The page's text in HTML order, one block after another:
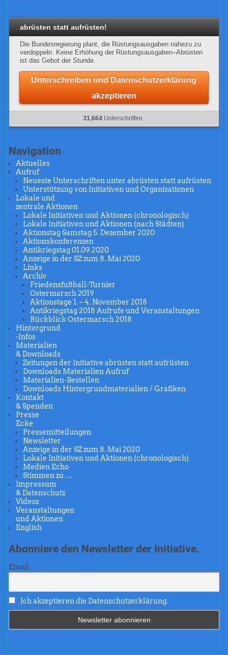
abrüsten statt aufrüsten!
Die Bundesregierung plant, die Rüstungsausgaben nahezu zu
verdoppeln. Keine Erhöhung der Rüstungsausgaben–Abrüsten
ist das Gebot der Stunde.
Unterschreiben und Datenschutzerklärung
akzeptieren
31,664 Unterschriften
Navigation
Aktuelles
Aufruf
Neueste Unterschriften unter abrüsten statt aufrüsten
Unterstützung von Initiativen und Organisationen
Lokale und
zentrale Aktionen
Lokale Initiativen und Aktionen (chronologisch)
Lokale Initiativen und Aktionen (nach Städten)
Aktionstag Samstag 5. Dezember 2020
Aktionskonferenzen
Antikriegstag 01.09.2020
Anzeige in der SZ zum 8. Mai 2020
Links
Archiv
Friedensfußball-Turnier
Ostermarsch 2019
Aktionstage 1. – 4. November 2018
Antikriegstag 2018 Aufrufe und Veranstaltungen
Rückblick Ostermarsch 2018
Hintergrund
-Infos
Materialien
& Downloads
Zeitungen der Initiative abrüsten statt aufrüsten
Downloads Materialien Aufruf
Materialien-Bestellen
Downloads Hintergrundmaterialien / Grafiken
Kontakt
& Spenden
Presse
Ecke
Pressemitteilungen
Newsletter
Anzeige in der SZ zum 8. Mai 2020
Lokale Initiativen und Aktionen (chronologisch)
Medien Echo
Stimmen zu …
Impressum
& Datenschutz
Videos
Veranstaltungen
und Aktionen
English
Abonniere den Newsletter der Initiative.
Email
Ich akzeptieren die Datenschutzerklärung.